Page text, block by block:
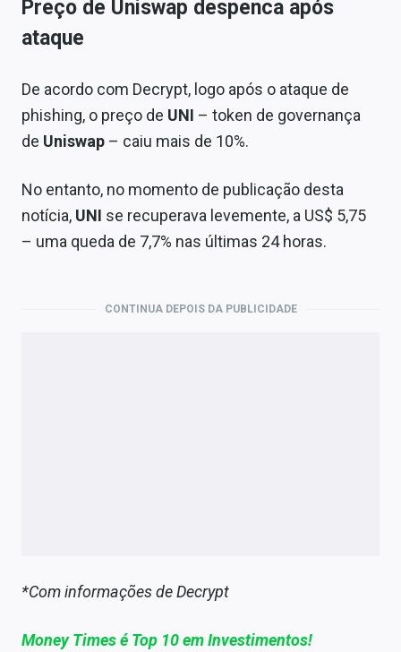
Preço de Uniswap despenca após
ataque
De acordo com Decrypt, logo após o ataque de
phishing, o preço de UNI – token de governança
de Uniswap – caiu mais de 10%.
No entanto, no momento de publicação desta
notícia, UNI se recuperava levemente, a US$ 5,75
– uma queda de 7,7% nas últimas 24 horas.
CONTINUA DEPOIS DA PUBLICIDADE
*Com informações de Decrypt
Money Times é Top 10 em Investimentos!